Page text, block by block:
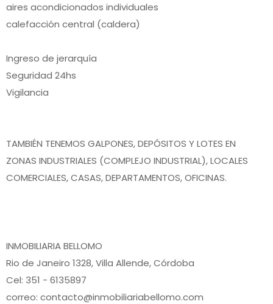
aires acondicionados individuales
calefacción central (caldera)
Ingreso de jerarquía
Seguridad 24hs
Vigilancia
TAMBIÉN TENEMOS GALPONES, DEPÓSITOS Y LOTES EN
ZONAS INDUSTRIALES (COMPLEJO INDUSTRIAL), LOCALES
COMERCIALES, CASAS, DEPARTAMENTOS, OFICINAS.
INMOBILIARIA BELLOMO
Rio de Janeiro 1328, Villa Allende, Córdoba
Cel: 351 - 6135897
correo: contacto@inmobiliariabellomo.com